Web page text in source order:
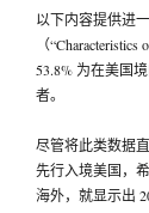
以下内容提供进
（
53.8% 为在美国
者。
尽管将此类数据
先行入境美国，
海外，就显示出